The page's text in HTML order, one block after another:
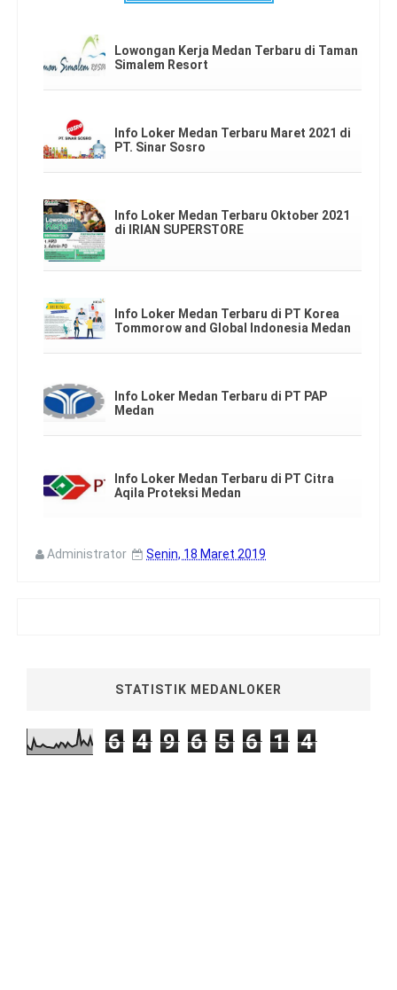
Lowongan Kerja Medan Terbaru di Taman
Simalem Resort
Info Loker Medan Terbaru Maret 2021 di
PT. Sinar Sosro
Info Loker Medan Terbaru Oktober 2021
di IRIAN SUPERSTORE
Info Loker Medan Terbaru di PT Korea
Tommorow and Global Indonesia Medan
Info Loker Medan Terbaru di PT PAP
Medan
Info Loker Medan Terbaru di PT Citra
Aqila Proteksi Medan
Administrator Senin, 18 Maret 2019
STATISTIK MEDANLOKER
6 4 9 6 5 6 1 4